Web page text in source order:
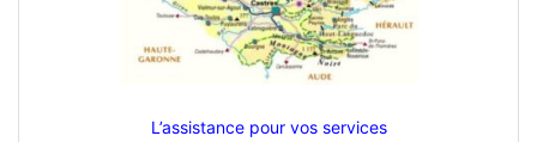
L’assistance pour vos services